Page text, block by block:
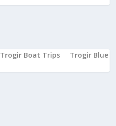
Trogir Boat Trips
Trogir Blue